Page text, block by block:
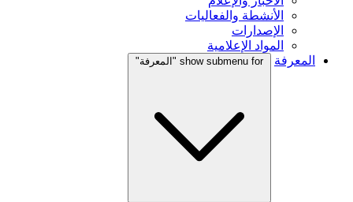
الأنشطة والفعاليات
الإصدارات
المواد الإعلامية
المعرفة
show submenu for "المعرفة"